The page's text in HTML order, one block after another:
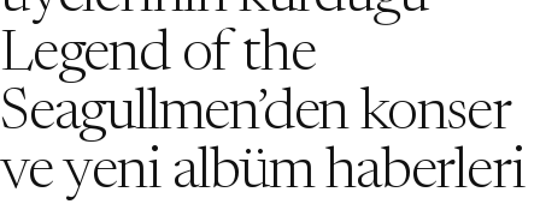
Legend of the
Seagullmen’den konser
ve yeni albüm haberleri